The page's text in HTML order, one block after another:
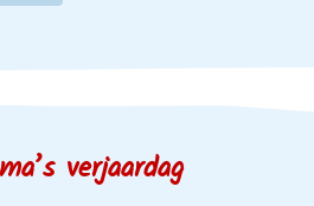
verjaardag